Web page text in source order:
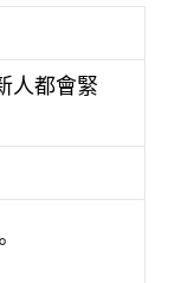
人都會緊